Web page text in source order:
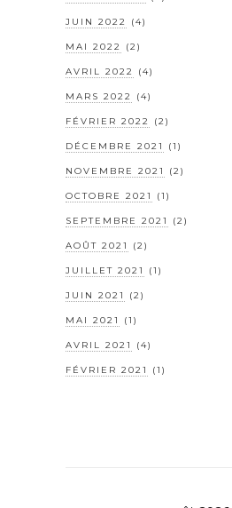
JUIN 2022 (4)
MAI 2022 (2)
AVRIL 2022 (4)
MARS 2022 (4)
FÉVRIER 2022 (2)
DÉCEMBRE 2021 (1)
NOVEMBRE 2021 (2)
OCTOBRE 2021 (1)
SEPTEMBRE 2021 (2)
AOÛT 2021 (2)
JUILLET 2021 (1)
JUIN 2021 (2)
MAI 2021 (1)
AVRIL 2021 (4)
FÉVRIER 2021 (1)